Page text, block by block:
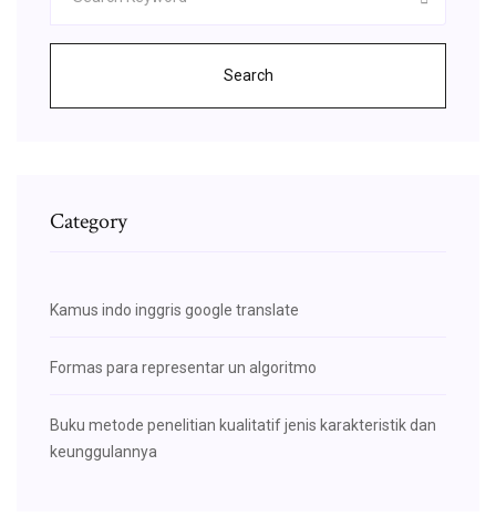
Search
Category
Kamus indo inggris google translate
Formas para representar un algoritmo
Buku metode penelitian kualitatif jenis karakteristik dan
keunggulannya